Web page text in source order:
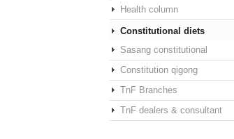
Health column
Constitutional diets
Sasang constitutional
Constitution qigong
TnF Branches
TnF dealers & consultant